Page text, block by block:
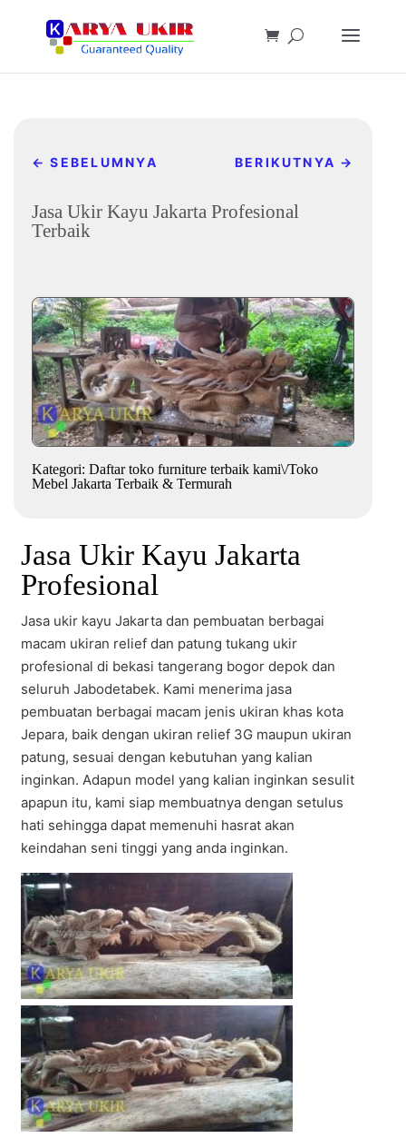
←SEBELUMNYA BERIKUTNYA →
Jasa Ukir Kayu Jakarta Profesional
Terbaik
Kategori: Daftar toko furniture terbaik kami\/Toko
Mebel Jakarta Terbaik & Termurah
Jasa Ukir Kayu Jakarta
Profesional
Jasa ukir kayu Jakarta dan pembuatan berbagai
macam ukiran relief dan patung tukang ukir
profesional di bekasi tangerang bogor depok dan
seluruh Jabodetabek. Kami menerima jasa
pembuatan berbagai macam jenis ukiran khas kota
Jepara, baik dengan ukiran relief 3G maupun ukiran
patung, sesuai dengan kebutuhan yang kalian
inginkan. Adapun model yang kalian inginkan sesulit
apapun itu, kami siap membuatnya dengan setulus
hati sehingga dapat memenuhi hasrat akan
keindahan seni tinggi yang anda inginkan.